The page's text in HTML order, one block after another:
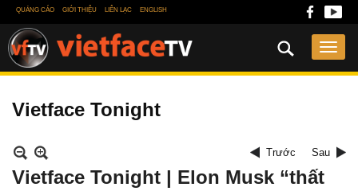
QUẢNG CÁO GIỚI THIỆU LIÊN LẠC ENGLISH
Vietface Tonight
Trước Sau
Vietface Tonight | Elon Musk “thất